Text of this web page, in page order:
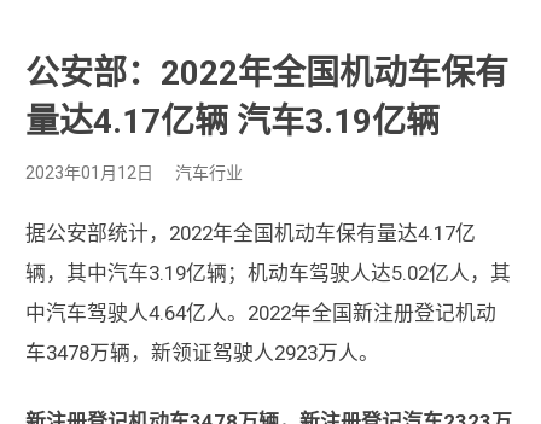
公安部：2022年全国机动车保有
量达4.17亿辆 汽车3.19亿辆
2023年01月12日 汽车行业
据公安部统计，2022年全国机动车保有量达4.17亿
辆，其中汽车3.19亿辆；机动车驾驶人达5.02亿人，其
中汽车驾驶人4.64亿人。2022年全国新注册登记机动
车3478万辆，新领证驾驶人2923万人。